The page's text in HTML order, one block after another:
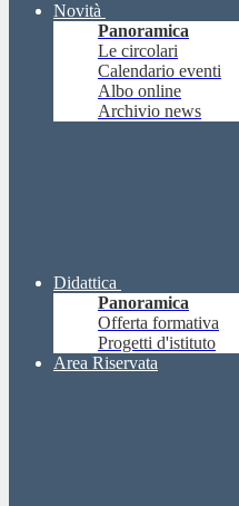
Novità
Panoramica
Le circolari
Calendario eventi
Albo online
Archivio news
Didattica
Panoramica
Offerta formativa
Progetti d'istituto
Area Riservata